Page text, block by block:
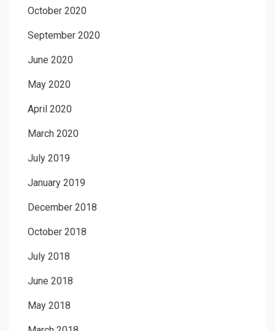
October 2020
September 2020
June 2020
May 2020
April 2020
March 2020
July 2019
January 2019
December 2018
October 2018
July 2018
June 2018
May 2018